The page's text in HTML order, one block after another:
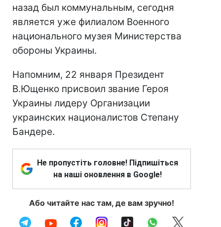
назад был коммунальным, сегодня
является уже филиалом Военного
национального музея Министерства
обороны Украины.
Напомним, 22 января Президент
В.Ющенко присвоил звание Героя
Украины лидеру Организации
украинских националистов Степану
Бандере.
Не пропустіть головне! Підпишіться
на наші оновлення в Google!
Або читайте нас там, де вам зручно!